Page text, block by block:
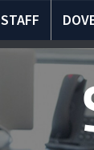
STAFF